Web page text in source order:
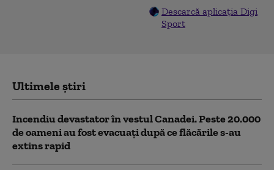
Descarcă aplicația Digi
Sport
Ultimele știri
Incendiu devastator în vestul Canadei. Peste 20.000
de oameni au fost evacuați după ce flăcările s-au
extins rapid